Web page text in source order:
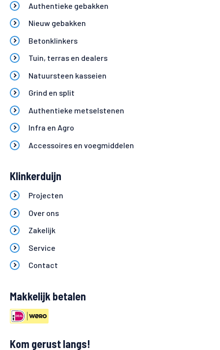
Authentieke gebakken
Nieuw gebakken
Betonklinkers
Tuin, terras en dealers
Natuursteen kasseien
Grind en split
Authentieke metselstenen
Infra en Agro
Accessoires en voegmiddelen
Klinkerduijn
Projecten
Over ons
Zakelijk
Service
Contact
Makkelijk betalen
Kom gerust langs!